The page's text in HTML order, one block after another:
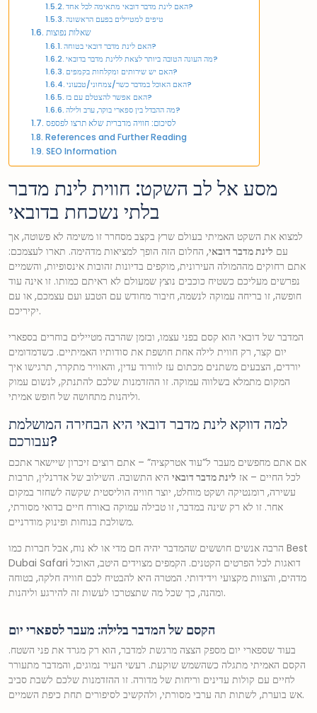
האם לינת מדבר דובאי מתאימה לכל אחד?
טיפים למטיילים בפעם הראשונה
שאלות נפוצות
האם לינת מדבר דובאי בטוחה?
מה העונה הטובה ביותר לצאת ללינת מדבר בדובאי?
האם יש שירותים ומקלחות בקמפים?
האם האוכל במדבר כשר/צמחוני/טבעוני?
האם אפשר להצטלם עם בז?
מה ההבדל בין ספארי בוקר, ערב ולילה?
לסיכום: חוויה מדברית שלא תרצו לפספס
References and Further Reading
SEO Information
מסע אל לב השקט: חווית לינת מדבר
בלתי נשכחת בדובאי
למצוא את השקט האמיתי בעולם שרץ בקצב מסחרר זו משימה לא פשוטה, אך
עם לינת מדבר דובאי, החלום הזה הופך למציאות מדהימה. תארו לעצמכם:
אתם רחוקים מההמולה העירונית, מוקפים בדיונות זהובות אינסופיות, והשמיים
נפרשים מעליכם כשטיח כוכבים נוצץ שמעולם לא ראיתם כמותו. זו אינה עוד
חופשה, זו בריחה עמוקה לנשמה, חיבור מחודש עם הטבע ועם עצמכם, או עם
יקיריכם.
המדבר של דובאי הוא קסם בפני עצמו, ובזמן שהרבה מטיילים בוחרים בספארי
יום קצר, רק חווית לילה אחת חושפת את סודותיו האמיתיים. כשדמדומים
יורדים, הצבעים משתנים מכתום עז לוורוד עדין, והאוויר מתקרר, תרגישו איך
המקום מתמלא בשלווה עמוקה. זו ההזדמנות שלכם להתנתק, לנשום עמוק
וליהנות מתחושה של חופש אמיתי.
למה דווקא לינת מדבר דובאי היא הבחירה המושלמת
עבורכם?
אם אתם מחפשים מעבר ל”עוד אטרקציה” – אתם רוצים זיכרון שיישאר אתכם
לכל החיים – אז לינת מדבר דובאי היא התשובה. השילוב של אדרנלין, תרבות
עשירה, רומנטיקה ושקט מוחלט, יוצר חוויה הוליסטית שקשה לשחזר במקום
אחר. זו לא רק שינה במדבר, זו טבילה עמוקה באורח חיים בדואי מסורתי,
משולבת בנוחות ופינוק מודרניים.
הרבה אנשים חוששים שהמדבר יהיה חם מדי או לא נוח, אבל חברות כמו Best
Dubai Safari דואגות לכל הפרטים הקטנים. הקמפים מצוידים היטב, האוכל
מדהים, והצוות מקצועי וידידותי. המטרה היא להבטיח לכם חוויה חלקה, בטוחה
ומהנה, כך שכל מה שתצטרכו לעשות זה להירגע וליהנות.
הקסם של המדבר בלילה: מעבר לספארי יום
בעוד שספארי יום מספק הצצה מרגשת למדבר, הוא רק מגרד את פני השטח.
הקסם האמיתי מתגלה כשהשמש שוקעת. רעשי העיר נמוגים, והמדבר מתעורר
לחיים עם קולות עדינים וריחות של מדורה. זו ההזדמנות שלכם לשבת סביב
אש בוערת, לשתות תה ערבי מסורתי, ולהקשיב לסיפורים תחת כיפת השמיים.